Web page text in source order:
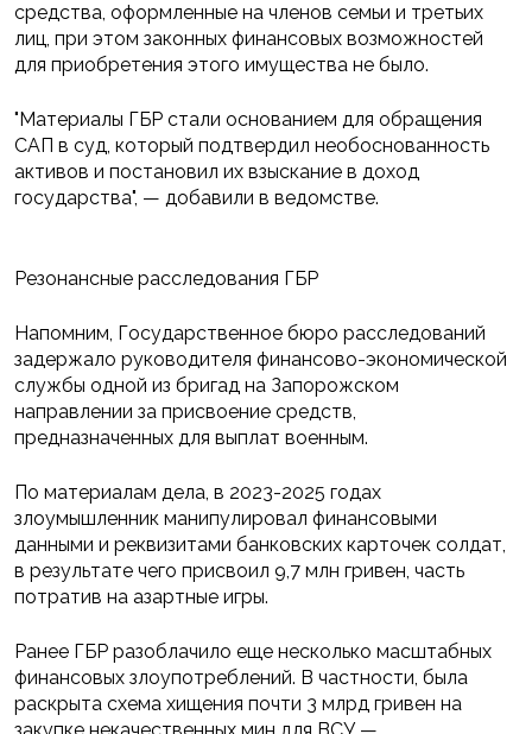
средства, оформленные на членов семьи и третьих
лиц, при этом законных финансовых возможностей
для приобретения этого имущества не было.
"Материалы ГБР стали основанием для обращения
САП в суд, который подтвердил необоснованность
активов и постановил их взыскание в доход
государства", — добавили в ведомстве.
Резонансные расследования ГБР
Напомним, Государственное бюро расследований
задержало руководителя финансово-экономической
службы одной из бригад на Запорожском
направлении за присвоение средств,
предназначенных для выплат военным.
По материалам дела, в 2023-2025 годах
злоумышленник манипулировал финансовыми
данными и реквизитами банковских карточек солдат,
в результате чего присвоил 9,7 млн гривен, часть
потратив на азартные игры.
Ранее ГБР разоблачило еще несколько масштабных
финансовых злоупотреблений. В частности, была
раскрыта схема хищения почти 3 млрд гривен на